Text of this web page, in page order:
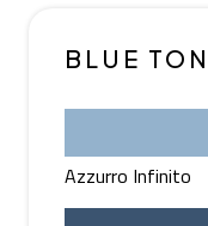
BLUE
Azzurro Infinito